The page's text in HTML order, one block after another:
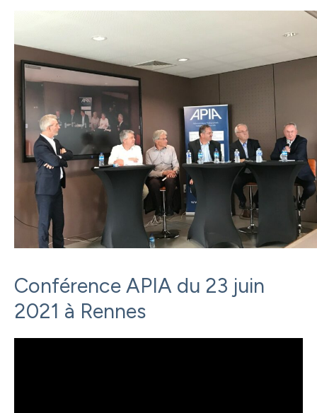
Conférence APIA du 23 juin
2021 à Rennes